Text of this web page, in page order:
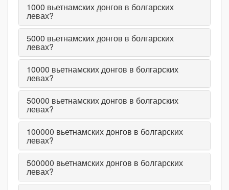
1000 вьетнамских донгов в болгарских
левах?
5000 вьетнамских донгов в болгарских
левах?
10000 вьетнамских донгов в болгарских
левах?
50000 вьетнамских донгов в болгарских
левах?
100000 вьетнамских донгов в болгарских
левах?
500000 вьетнамских донгов в болгарских
левах?